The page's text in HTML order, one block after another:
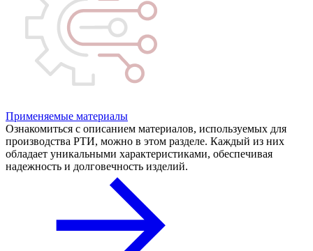
Применяемые материалы
Ознакомиться с описанием материалов, используемых для
производства РТИ, можно в этом разделе. Каждый из них
обладает уникальными характеристиками, обеспечивая
надежность и долговечность изделий.